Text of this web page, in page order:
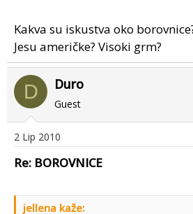
Kakva su iskustva oko
Jesu američke? Visoki grm?
D Duro
Guest
2 Lip 2010
Re: BOROVNICE
jellena kaže: